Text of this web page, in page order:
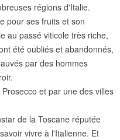
régions d'Italie.
pour ses fruits et son
au passé viticole très riche,
été oubliés et abandonnés,
par des hommes
et par une des villes
de la Toscane réputée
vivre à l'Italienne. Et